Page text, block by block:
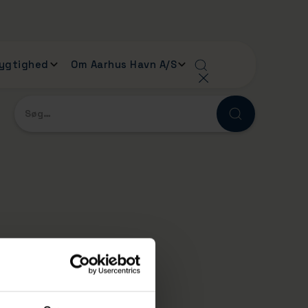
Om Aarhus Havn A/S